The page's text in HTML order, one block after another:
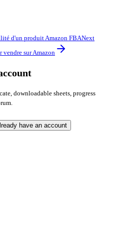
d'un produit Amazon FBANext
vendre sur Amazon
downloadable sheets, progress
have an account